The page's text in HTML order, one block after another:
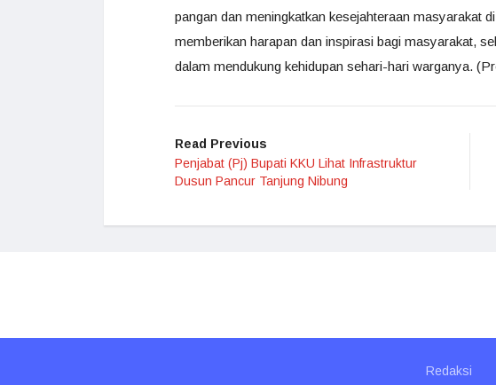
pangan dan meningkatkan kesejahteraan masyarakat
memberikan harapan dan inspirasi bagi masyarakat,
dalam mendukung kehidupan sehari-hari warganya.
Read Previous
Penjabat (Pj) Bupati KKU Lihat Infrastruktur
Dusun Pancur Tanjung Nibung
Redaksi